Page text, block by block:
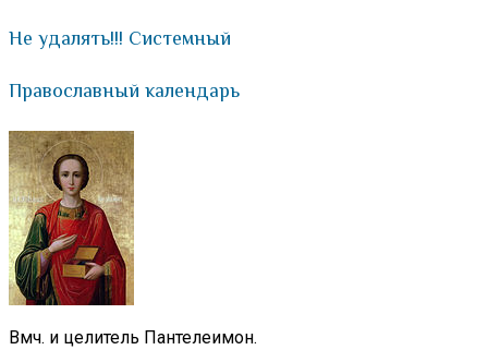
Не удалять!!! Системный
Православный календарь
Вмч. и целитель Пантелеимон.